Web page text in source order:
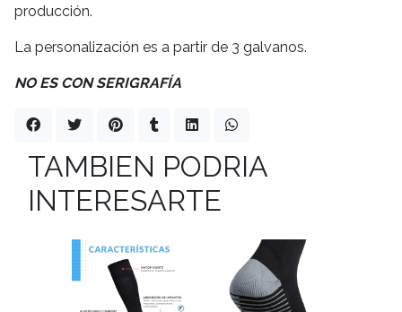
producción.
La personalización es a partir de 3 galvanos.
NO ES CON SERIGRAFÍA
TAMBIEN PODRIA
INTERESARTE